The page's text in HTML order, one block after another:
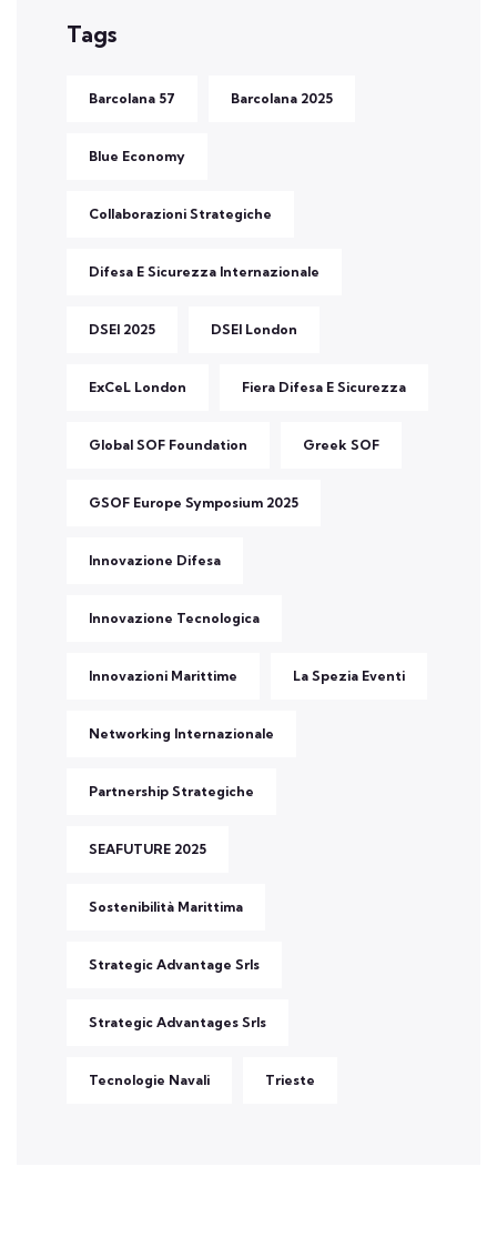
Tags
Barcolana 57 Barcolana 2025
Blue Economy
Collaborazioni Strategiche
Difesa E Sicurezza Internazionale
DSEI 2025 DSEI London
ExCeL London Fiera Difesa E Sicurezza
Global SOF Foundation Greek SOF
GSOF Europe Symposium 2025
Innovazione Difesa
Innovazione Tecnologica
Innovazioni Marittime La Spezia Eventi
Networking Internazionale
Partnership Strategiche
SEAFUTURE 2025
Sostenibilità Marittima
Strategic Advantage Srls
Strategic Advantages Srls
Tecnologie Navali Trieste